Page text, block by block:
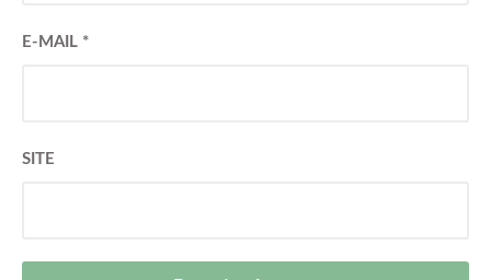
E-MAIL *
SITE